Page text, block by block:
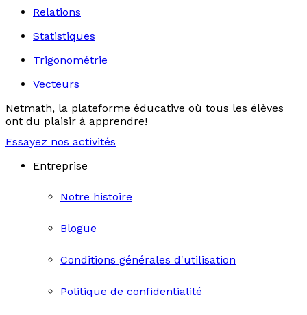
Relations
Statistiques
Trigonométrie
Vecteurs
Netmath, la plateforme éducative où tous les élèves
ont du plaisir à apprendre!
Essayez nos activités
Entreprise
Notre histoire
Blogue
Conditions générales d'utilisation
Politique de confidentialité